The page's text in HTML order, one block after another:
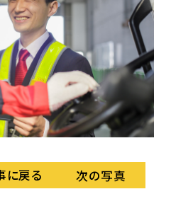
に戻る 次の写真